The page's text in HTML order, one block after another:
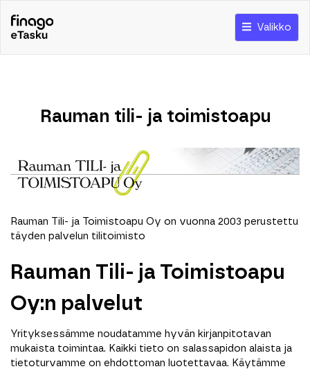
Valikko
Rauman tili- ja toimistoapu
Rauman Tili- ja Toimistoapu Oy on vuonna 2003 perustettu
täyden palvelun tilitoimisto
Rauman Tili- ja Toimistoapu
Oy:n palvelut
Yrityksessämme noudatamme hyvän kirjanpitotavan
mukaista toimintaa. Kaikki tieto on salassapidon alaista ja
tietoturvamme on ehdottoman luotettavaa. Käytämme